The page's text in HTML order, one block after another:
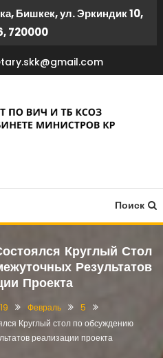
Бишкек, ул. Эркиндик 10,
720000
КАБИНЕТЕ
КР
Поиск
Круглый Стол
Результатов
Проекта
Февраль
5
Круглый стол по обсуждению
реализации проекта